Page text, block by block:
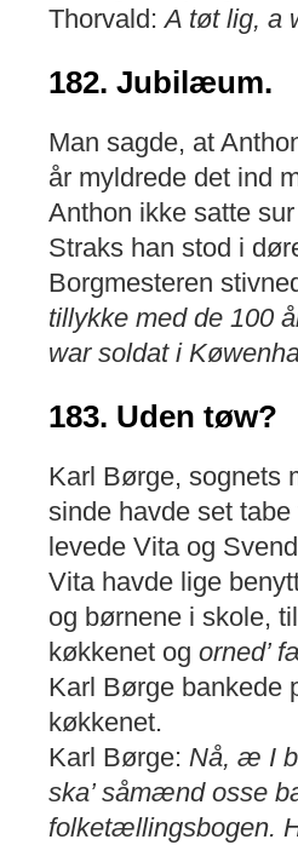
Thorvald:A tøt lig, a
182. Jubilæum.
Man sagde, at
år myldrede det ind
Anthon ikke satte
Straks han stod i
Borgmesteren
tillykke med de 100
war soldat i
183. Uden tøw?
Karl Børge, sognets
sinde havde set
levede Vita og
Vita havde lige
og børnene i skole,
køkkenet og orned’
Karl Børge bankede
køkkenet.
Karl Børge: Nå, æ I
ska’ såmænd osse
folketællingsbogen.